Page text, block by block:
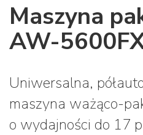
Maszyna
AW-
Uniwersalna,
maszyna ważąco-
o wydajności do 17